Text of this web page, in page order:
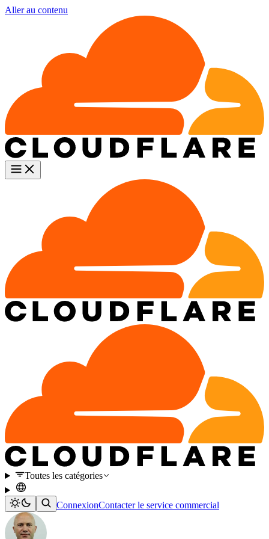
Aller au contenu
Toutes les catégories
ConnexionContacter le service commercial